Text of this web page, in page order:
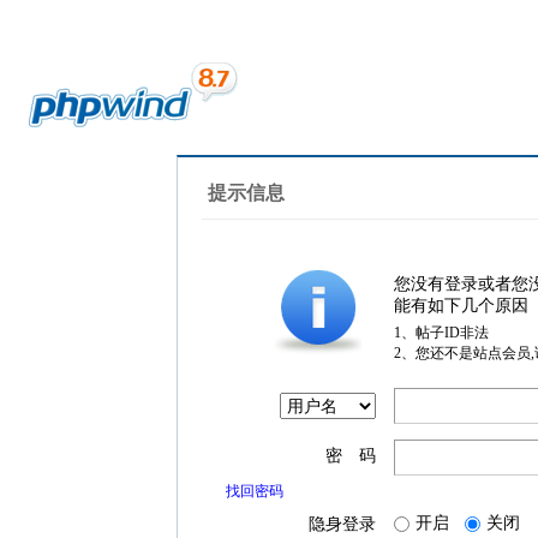
提示信息
您没有登录或者您
能有如下几个原因
1、帖子ID非法
2、您还不是站点会员
密 码
找回密码
隐身登录 开启 关闭